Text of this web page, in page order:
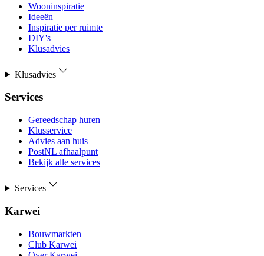
Wooninspiratie
Ideeën
Inspiratie per ruimte
DIY's
Klusadvies
Klusadvies
Services
Gereedschap huren
Klusservice
Advies aan huis
PostNL afhaalpunt
Bekijk alle services
Services
Karwei
Bouwmarkten
Club Karwei